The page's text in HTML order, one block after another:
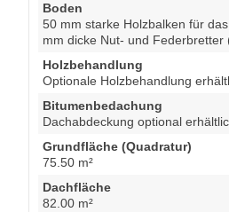
Boden
50 mm starke Holzbalken für
mm dicke Nut- und Federbretter
Holzbehandlung
Optionale Holzbehandlung
Bitumenbedachung
Dachabdeckung optional
Grundfläche (Quadratur)
75.50 m²
Dachfläche
82.00 m²